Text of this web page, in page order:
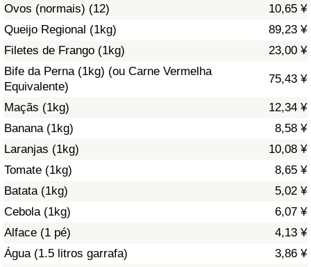
Ovos (normais) (12)
10,65 ¥
Queijo Regional (1kg)
89,23 ¥
Filetes de Frango (1kg)
23,00 ¥
Bife da Perna (1kg) (ou Carne Vermelha
Equivalente)
75,43 ¥
Maçãs (1kg)
12,34 ¥
Banana (1kg)
8,58 ¥
Laranjas (1kg)
10,08 ¥
Tomate (1kg)
8,65 ¥
Batata (1kg)
5,02 ¥
Cebola (1kg)
6,07 ¥
Alface (1 pé)
4,13 ¥
Água (1.5 litros garrafa)
3,86 ¥
Indicador de Saúde por País
Poluição
Índice de poluição
Indicador de Poluição por País
Trânsito
Indicador de Trânsito